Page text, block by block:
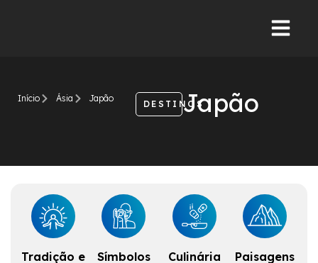
Início Ásia Japão
DESTINOSJapão
Tradição e
Símbolos
Culinária
Paisagens